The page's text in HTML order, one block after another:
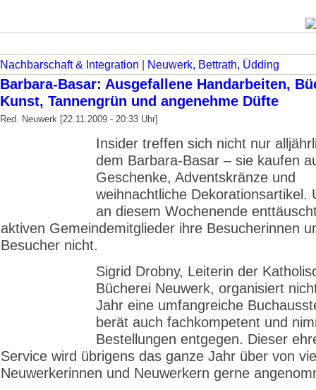
Nachbarschaft & Integration Neuwerk, Bettrath, Üdding
Barbara-Basar: Ausgefallene Handarbeiten,
Kunst, Tannengrün und angenehme Düfte
Red. Neuwerk [22.11.2009 - 20:33 Uhr]
Insider treffen sich nicht nur
dem Barbara-Basar – sie kaufen
Geschenke, Adventskränze und
weihnachtliche Dekorationsartikel.
an diesem Wochenende
aktiven Gemeindemitglieder ihre Besucherinnen
Besucher nicht.
Sigrid Drobny, Leiterin der
Bücherei Neuwerk, organisiert
Jahr eine umfangreiche
berät auch fachkompetent und
Bestellungen entgegen. Dieser
Service wird übrigens das ganze Jahr über von
Neuwerkerinnen und Neuwerkern gerne